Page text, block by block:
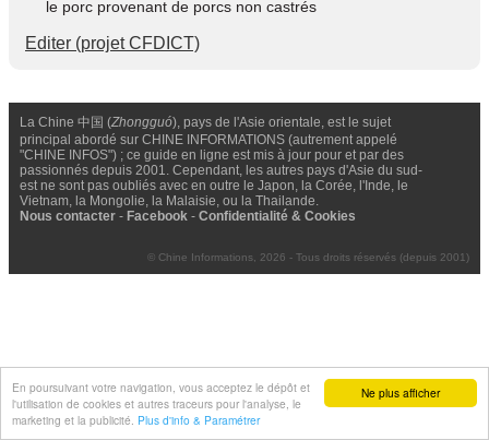
Ne plus afficher
En poursuivant votre navigation, vous acceptez le dépôt et
l'utilisation de cookies et autres traceurs pour l'analyse, le
marketing et la publicité. Plus d'info & Paramétrer
le porc provenant de porcs non castrés
Editer (projet CFDICT)
La Chine 中国 (Zhongguó), pays de l'Asie orientale, est le sujet
principal abordé sur CHINE INFORMATIONS (autrement appelé
"CHINE INFOS") ; ce guide en ligne est mis à jour pour et par des
passionnés depuis 2001. Cependant, les autres pays d'Asie du sud-
est ne sont pas oubliés avec en outre le Japon, la Corée, l'Inde, le
Vietnam, la Mongolie, la Malaisie, ou la Thailande.
Nous contacter - Facebook - Confidentialité & Cookies
© Chine Informations, 2026 - Tous droits réservés (depuis 2001)